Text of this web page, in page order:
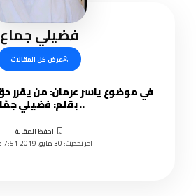
فضيلي جماع
عرض كل المقالات
في موضوع ياسر عرمان: من يقرر
.. بقلم: فضيلي
اخر تحديث: 30 مايو, 2019 7:51 صباحًا